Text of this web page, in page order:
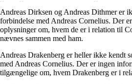
Andreas Dirksen og Andreas Dithmer er
forbindelse med Andreas Cornelius. Der
oplysninger om, hvem de er i relation til
nævnes sammen med ham.
Andreas Drakenberg er heller ikke kendt
med Andreas Cornelius. Der er ingen
tilgængelige om, hvem Drakenberg er i